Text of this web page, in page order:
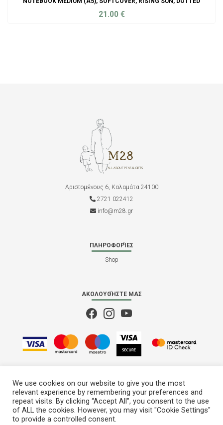
21.00 €
Αριστομένους 6, Καλαμάτα 24100
2721 022412
info@m28.gr
ΠΛΗΡΟΦΟΡΊΕΣ
Shop
ΑΚΟΛΟΥΘΉΣΤΕ ΜΑΣ
We use cookies on our website to give you the most
relevant experience by remembering your preferences and
repeat visits. By clicking “Accept All”, you consent to the use
of ALL the cookies. However, you may visit "Cookie Settings"
to provide a controlled consent.